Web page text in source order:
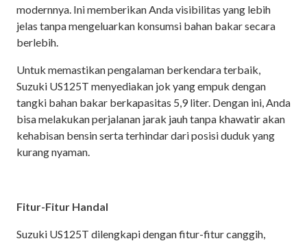
modernnya. Ini memberikan Anda visibilitas yang lebih
jelas tanpa mengeluarkan konsumsi bahan bakar secara
berlebih.
Untuk memastikan pengalaman berkendara terbaik,
Suzuki US125T menyediakan jok yang empuk dengan
tangki bahan bakar berkapasitas 5,9 liter. Dengan ini, Anda
bisa melakukan perjalanan jarak jauh tanpa khawatir akan
kehabisan bensin serta terhindar dari posisi duduk yang
kurang nyaman.
Fitur-Fitur Handal
Suzuki US125T dilengkapi dengan fitur-fitur canggih,